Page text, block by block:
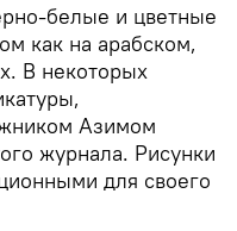
белые и цветные
как на арабском,
В некоторых
Азимом
журнала. Рисунки
для своего